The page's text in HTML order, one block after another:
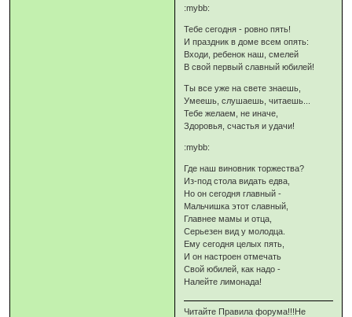
:mybb:
Тебе сегодня - ровно пять!
И праздник в доме всем опять:
Входи, ребенок наш, смелей
В свой первый славный юбилей!
Ты все уже на свете знаешь,
Умеешь, слушаешь, читаешь...
Тебе желаем, не иначе,
Здоровья, счастья и удачи!
:mybb:
Где наш виновник торжества?
Из-под стола видать едва,
Но он сегодня главный -
Мальчишка этот славный,
Главнее мамы и отца,
Серьезен вид у молодца.
Ему сегодня целых пять,
И он настроен отмечать
Свой юбилей, как надо -
Налейте лимонада!
Читайте Правила форума!!!Не